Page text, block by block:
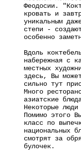
Феодосии.
кровать и
уникальным
степи -
особенно
Вдоль
набережная с
местных
здесь, Вы
сильно тут
Много
азиатские
Некоторые
Помимо этого
класс по
национальных
смотрят за
булочек.